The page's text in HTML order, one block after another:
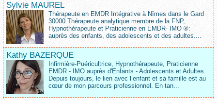
Sylvie MAUREL
Thérapeute en EMDR Intégrative à Nîmes dans le Gard
30000 Thérapeute analytique membre de la FNP,
Hypnothérapeute et Praticienne en EMDR- IMO ®:
auprès des enfants, des adolescents et des adultes....
Kathy BAZERQUE
Infirmière-Puéricultrice, Hypnothérapeute, Praticienne
EMDR - IMO auprès d'Enfants - Adolescents et Adultes.
Depuis toujours, le lien avec l’enfant et sa famille est au
cœur de mon parcours professionnel. En tan...